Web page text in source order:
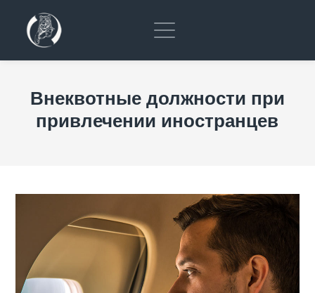
Внеквотные должности при
привлечении иностранцев